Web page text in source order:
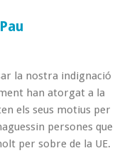
la nostra indignació
han atorgat a la
els seus motius per
persones que
per sobre de la UE.